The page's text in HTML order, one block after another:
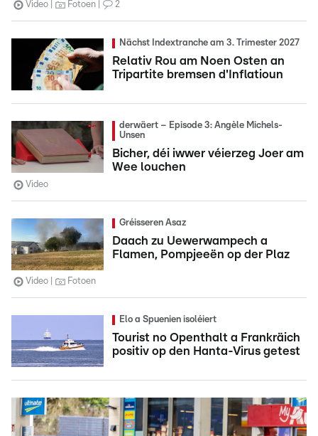
Video Fotoen 2
Nächst Indextranche am 3. Trimester 2027
Relativ Rou am Noen Osten an
Tripartite bremsen d'Inflatioun
derwäert – Episode 3: Angèle Michels-
Unsen
Bicher, déi iwwer véierzeg Joer am
Wee louchen
Video
Gréisseren Asaz
Daach zu Uewerwampech a
Flamen, Pompjeeën op der Plaz
Video Fotoen
Elo a Spuenien isoléiert
Tourist no Openthalt a Frankräich
positiv op den Hanta-Virus getest